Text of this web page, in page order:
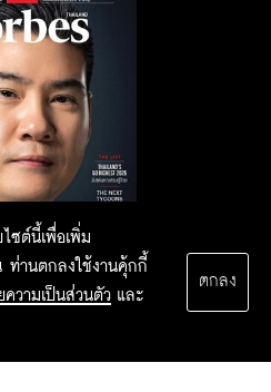
ซต์นี้เพื่อเพิ่ม
ท่านตกลงใช้งานคุ้กกี้
ความเป็นส่วนตัว และ
ตกลง
ALL RIGHTS RESERVED